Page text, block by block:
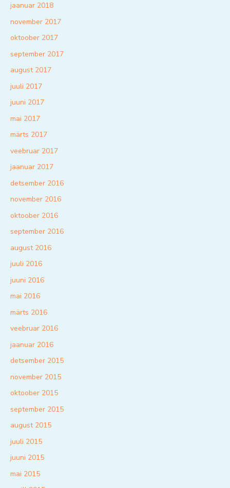
jaanuar 2018
november 2017
oktoober 2017
september 2017
august 2017
juuli 2017
juuni 2017
mai 2017
märts 2017
veebruar 2017
jaanuar 2017
detsember 2016
november 2016
oktoober 2016
september 2016
august 2016
juuli 2016
juuni 2016
mai 2016
märts 2016
veebruar 2016
jaanuar 2016
detsember 2015
november 2015
oktoober 2015
september 2015
august 2015
juuli 2015
juuni 2015
mai 2015